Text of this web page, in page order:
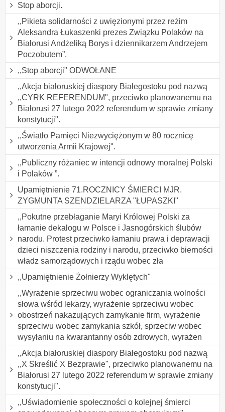
Stop aborcji.
,,Pikieta solidarności z uwięzionymi przez reżim
Aleksandra Łukaszenki prezes Związku Polaków na
Białorusi Andżeliką Borys i dziennikarzem Andrzejem
Poczobutem”.
,,Stop aborcji" ODWOŁANE
,,Akcja białoruskiej diaspory Białegostoku pod nazwą
,,CYRK REFERENDUM", przeciwko planowanemu na
Białorusi 27 lutego 2022 referendum w sprawie zmiany
konstytucji".
,,Światło Pamięci Niezwyciężonym w 80 rocznicę
utworzenia Armii Krajowej".
,,Publiczny różaniec w intencji odnowy moralnej Polski
i Polaków ”.
Upamiętnienie 71.ROCZNICY ŚMIERCI MJR.
ZYGMUNTA SZENDZIELARZA "ŁUPASZKI"
,,Pokutne przebłaganie Maryi Królowej Polski za
łamanie dekalogu w Polsce i Jasnogórskich ślubów
narodu. Protest przeciwko łamaniu prawa i deprawacji
dzieci niszczenia rodziny i narodu, przeciwko bierności
władz samorządowych i rządu wobec zła
,,Upamiętnienie Żołnierzy Wyklętych"
,,Wyrażenie sprzeciwu wobec ograniczania wolności
słowa wśród lekarzy, wyrażenie sprzeciwu wobec
obostrzeń nakazujących zamykanie firm, wyrażenie
sprzeciwu wobec zamykania szkół, sprzeciw wobec
wysyłaniu na kwarantanny osób zdrowych, wyrażen
,,Akcja białoruskiej diaspory Białegostoku pod nazwą
,,X Skreślić X Bezprawie", przeciwko planowanemu na
Białorusi 27 lutego 2022 referendum w sprawie zmiany
konstytucji".
,,Uświadomienie społeczności o kolejnej śmierci